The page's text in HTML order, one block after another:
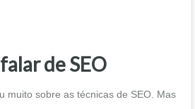
de SEO
muito sobre as técnicas de SEO. Mas